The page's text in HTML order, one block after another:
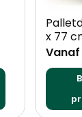
x 77